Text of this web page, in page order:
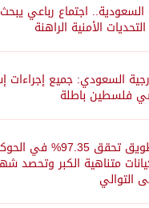
السعودية.. اجتماع رباعي
الأمنية الراهنة
السعودي: جميع إجراءات
فلسطين باطلة
جمعية طويق تحقق
متناهية الكبر وتحصد
التوالي